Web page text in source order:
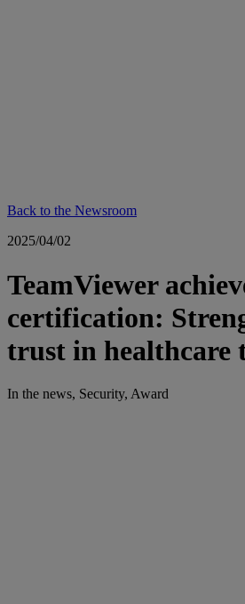
Back to the Newsroom
2025/04/02
TeamViewer
certification:
trust in healthcare
In the news, Security, Award